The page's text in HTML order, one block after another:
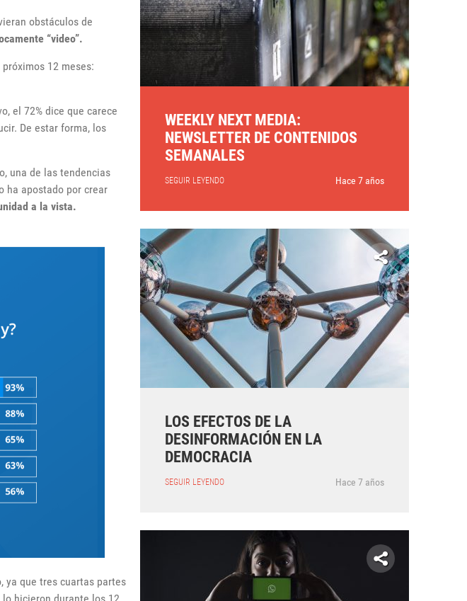
obstáculos de
“video”.
12 meses:
el 72% dice que carece
De estar forma, los
una de las tendencias
ha apostado por crear
a la vista.
ya que tres cuartas partes
WEEKLY NEXT MEDIA:
NEWSLETTER DE CONTENIDOS
SEMANALES
SEGUIR LEYENDO Hace 7 años
LOS EFECTOS DE LA
DESINFORMACIÓN EN LA
DEMOCRACIA
SEGUIR LEYENDO Hace 7 años